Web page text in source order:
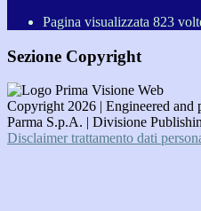
Pagina visualizzata 823
Sezione Copyright
Copyright 2026 | Engineered and
Parma S.p.A. | Divisione
Disclaimer trattamento dati